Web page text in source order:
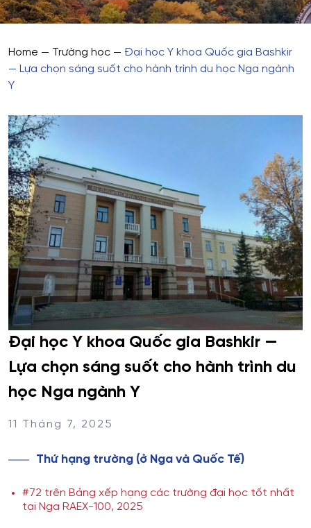
Home — Trường học — Đại học Y khoa Quốc gia Bashkir
— Lựa chọn sáng suốt cho hành trình du học Nga ngành
Y
Đại học Y khoa Quốc gia Bashkir —
Lựa chọn sáng suốt cho hành trình du
học Nga ngành Y
11 Tháng 7, 2025
Thứ hạng trường (ở Nga và Quốc Tế)
#72 trên Bảng xếp hạng các trường đại học tốt nhất
tại Nga RAEX-100, 2025